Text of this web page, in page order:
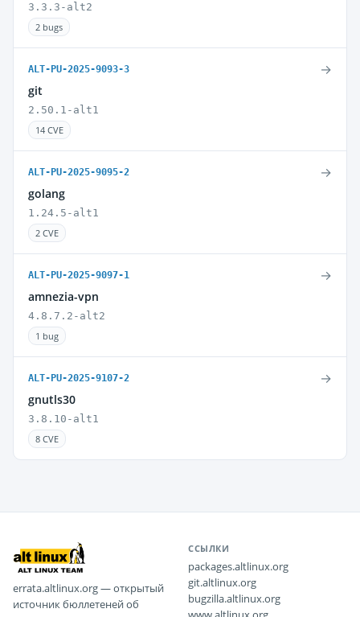
3.3.3-alt2
2 bugs
ALT-PU-2025-9093-3
git
2.50.1-alt1
14 CVE
→
ALT-PU-2025-9095-2
golang
1.24.5-alt1
2 CVE
→
ALT-PU-2025-9097-1
amnezia-vpn
4.8.7.2-alt2
1 bug
→
ALT-PU-2025-9107-2
gnutls30
3.8.10-alt1
8 CVE
→
errata.altlinux.org — открытый
источник бюллетеней об
ССЫЛКИ
packages.altlinux.org
git.altlinux.org
bugzilla.altlinux.org